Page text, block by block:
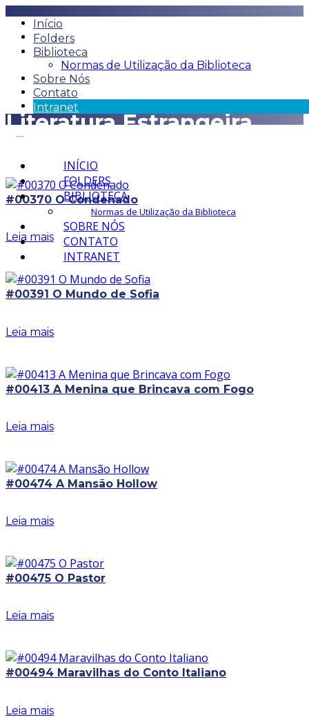
Início
Folders
Biblioteca
Normas de Utilização da Biblioteca
Sobre Nós
Contato
Intranet
INÍCIO
FOLDERS
BIBLIOTECA
Normas de Utilização da Biblioteca
SOBRE NÓS
CONTATO
INTRANET
Literatura Estrangeira
#00370 O Condenado
Leia mais
#00391 O Mundo de Sofia
Leia mais
#00413 A Menina que Brincava com Fogo
Leia mais
#00474 A Mansão Hollow
Leia mais
#00475 O Pastor
Leia mais
#00494 Maravilhas do Conto Italiano
Leia mais